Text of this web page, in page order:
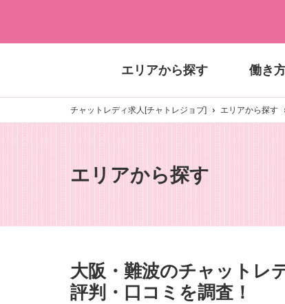
エリアから探す 働き
チャットレディ求人[チャトレジョブ] エリアから探す
エリアから探す
大阪・難波のチャットレ
評判・口コミを調査！